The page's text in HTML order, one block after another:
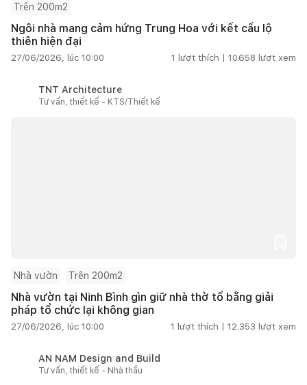
Trên 200m2
Ngôi nhà mang cảm hứng Trung Hoa với kết cấu lộ
thiên hiện đại
27/06/2026, lúc 10:00 1 lượt thích | 10.658 lượt xem
TNT Architecture
Tư vấn, thiết kế - KTS/Thiết kế
Nhà vườn Trên 200m2
Nhà vườn tại Ninh Bình gìn giữ nhà thờ tổ bằng giải
pháp tổ chức lại không gian
27/06/2026, lúc 10:00 1 lượt thích | 12.353 lượt xem
AN NAM Design and Build
Tư vấn, thiết kế - Nhà thầu